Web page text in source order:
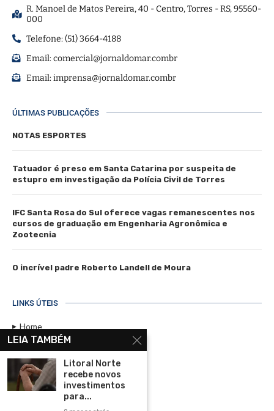
R. Manoel de Matos Pereira, 40 - Centro, Torres - RS, 95560-
000
Telefone: (51) 3664-4188
Email:comercial@jornaldomar.combr
Email:imprensa@jornaldomar.combr
ÚLTIMAS PUBLICAÇÕES
NOTAS ESPORTES
Tatuador é preso em Santa Catarina por suspeita de
estupro em investigação da Polícia Civil de Torres
IFC Santa Rosa do Sul oferece vagas remanescentes nos
cursos de graduação em Engenharia Agronômica e
Zootecnia
O incrível padre Roberto Landell de Moura
LINKS ÚTEIS
Home
Assinar
Contato
Política de Privacidade
Rádio Maristela - Ao Vivo
LEIA TAMBÉM
Litoral Norte
recebe novos
investimentos
para...